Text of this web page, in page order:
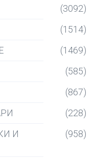
(3092)
(1514)
(1469)
(585)
(867)
(228)
И
(958)